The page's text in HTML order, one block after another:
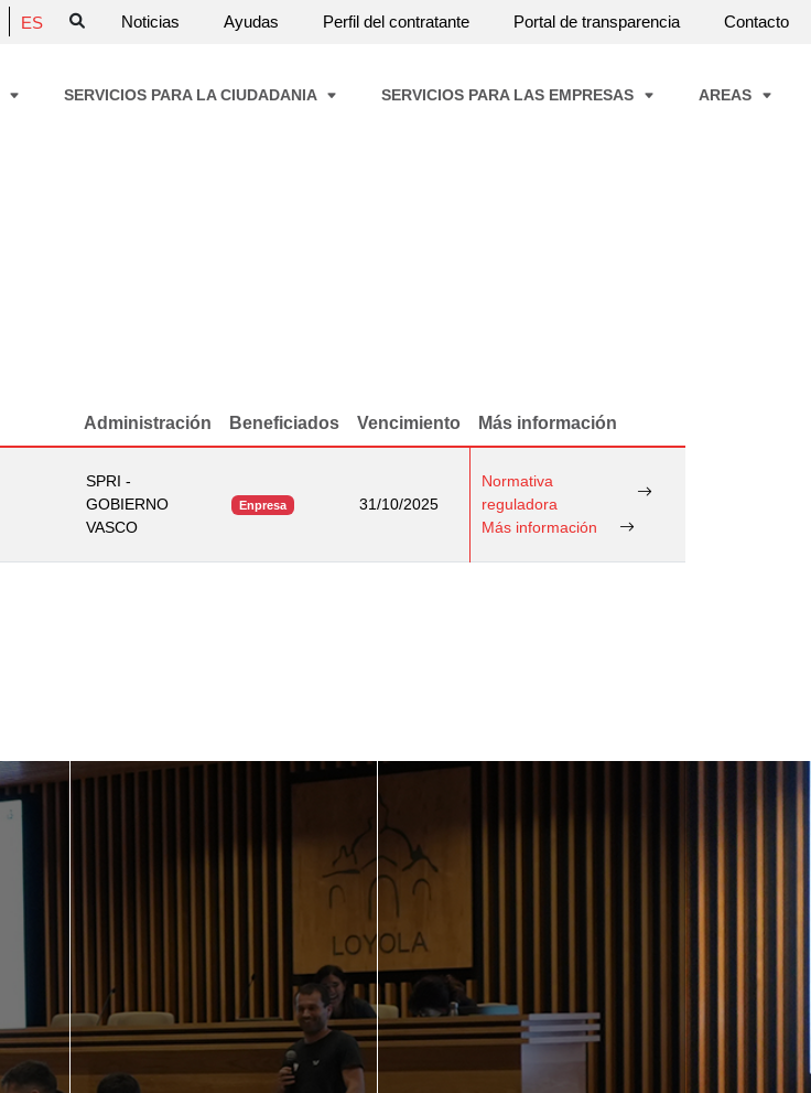
ES Noticias Ayudas Perfil del contratante Portal de transparencia Contacto
SERVICIOS PARA LA CIUDADANIA SERVICIOS PARA LAS EMPRESAS AREAS
Administración Beneficiados Vencimiento Más información
SPRI -
GOBIERNO
VASCO
Enpresa 31/10/2025
Normativa
reguladora
Más información